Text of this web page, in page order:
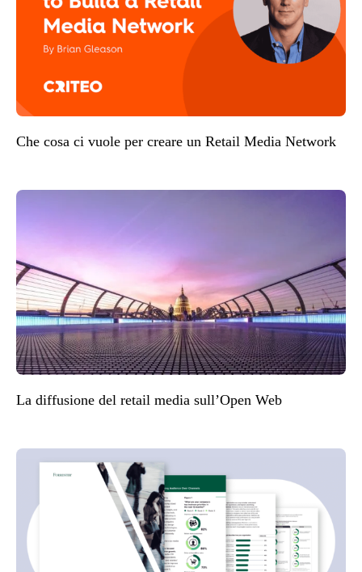
Che cosa ci vuole per creare un Retail Media Network
La diffusione del retail media sull’Open Web